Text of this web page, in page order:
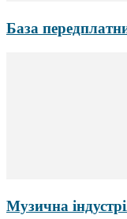
База
Музична